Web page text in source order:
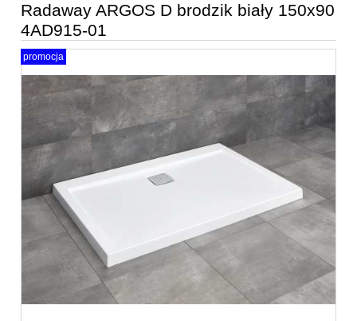
Radaway ARGOS D brodzik biały 150x90
4AD915-01
promocja